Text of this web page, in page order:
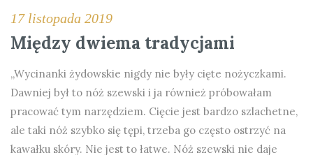
17 listopada 2019
Między dwiema tradycjami
„Wycinanki żydowskie nigdy nie były cięte nożyczkami.
Dawniej był to nóż szewski i ja również próbowałam
pracować tym narzędziem. Cięcie jest bardzo szlachetne,
ale taki nóż szybko się tępi, trzeba go często ostrzyć na
kawałku skóry. Nie jest to łatwe. Nóż szewski nie daje